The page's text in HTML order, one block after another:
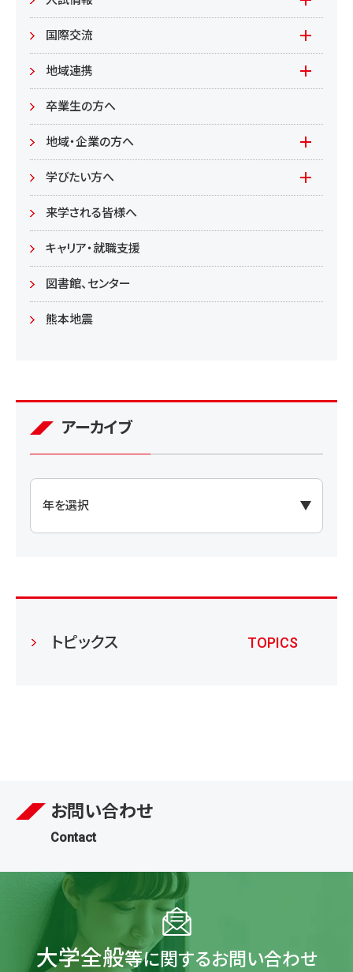
環境資源
居住環境
食健康
教育/学部・大学院
もやいすと育成プログラム
入試情報(学部)
入試情報(大学院)
国際交流
Global Lounge
地域連携
公開講座
卒業生の方へ
地域・企業の方へ
学びたい方へ(生涯学習)
学びたい方へ
学部
大学院
来学される皆様へ
キャリア・就職支援
図書館、センター
熊本地震
アーカイブ
トピックス TOPICS
お問い合わせ
Contact
大学全般等に関するお問い合わせ